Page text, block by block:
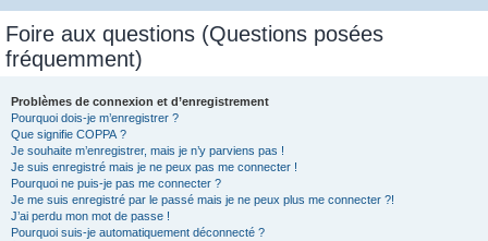
Foire aux questions (Questions posées
fréquemment)
Problèmes de connexion et d’enregistrement
Pourquoi dois-je m’enregistrer ?
Que signifie COPPA ?
Je souhaite m’enregistrer, mais je n’y parviens pas !
Je suis enregistré mais je ne peux pas me connecter !
Pourquoi ne puis-je pas me connecter ?
Je me suis enregistré par le passé mais je ne peux plus me connecter ?!
J’ai perdu mon mot de passe !
Pourquoi suis-je automatiquement déconnecté ?